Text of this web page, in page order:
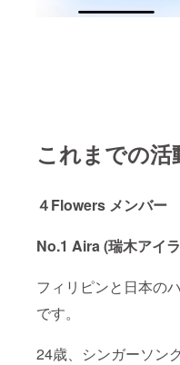
これまでの活
４Flowers メンバー
No.1 Aira (瑞木アイ
フィリピンと日本の
です。
24歳、シンガーソン